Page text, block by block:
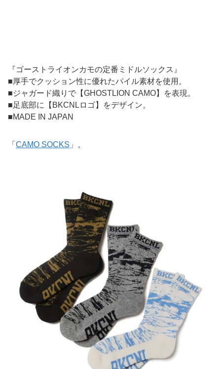
『ゴーストライオンカモの定番ミドルソックス』
■厚手でクッション性に優れたパイル素材を使用。
■ジャガード織りで【GHOSTLION CAMO】を表現。
■足底部に【BKCNLロゴ】をデザイン。
■MADE IN JAPAN
「 CAMO SOCKS 」。